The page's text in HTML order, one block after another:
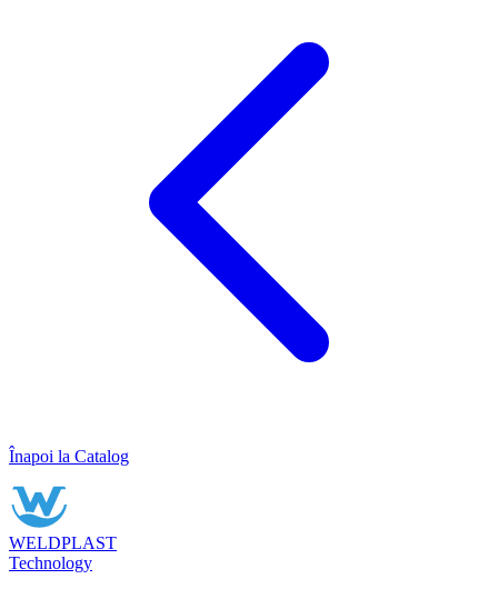
Înapoi la Catalog
WELDPLAST
Technology